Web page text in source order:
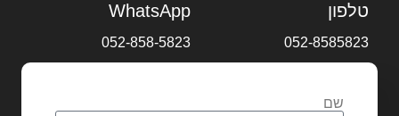
טלפון
052-8585823
WhatsApp
052-858-5823
שם